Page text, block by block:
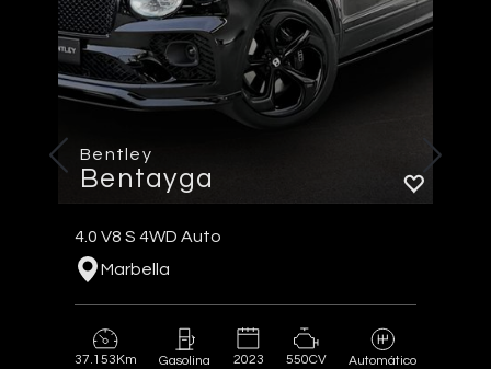
Bentley
Bentayga
4.0 V8 S 4WD Auto
Marbella
37.153Km Gasolina 2023 550CV Automático